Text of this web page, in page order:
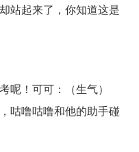
站起来了，你知道这是
呢！可可：（生气）
咕噜咕噜和他的助手碰